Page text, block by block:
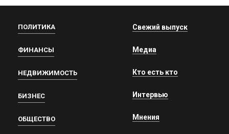
ПОЛИТИКА
ФИНАНСЫ
НЕДВИЖИМОСТЬ
БИЗНЕС
ОБЩЕСТВО
Свежий выпуск
Медиа
Кто есть кто
Интервью
Мнения